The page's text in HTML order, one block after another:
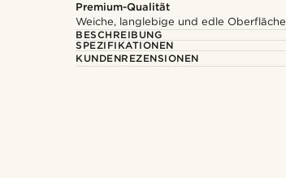
Premium-Qualität
Weiche, langlebige und edle Oberfläche
BESCHREIBUNG
SPEZIFIKATIONEN
KUNDENREZENSIONEN